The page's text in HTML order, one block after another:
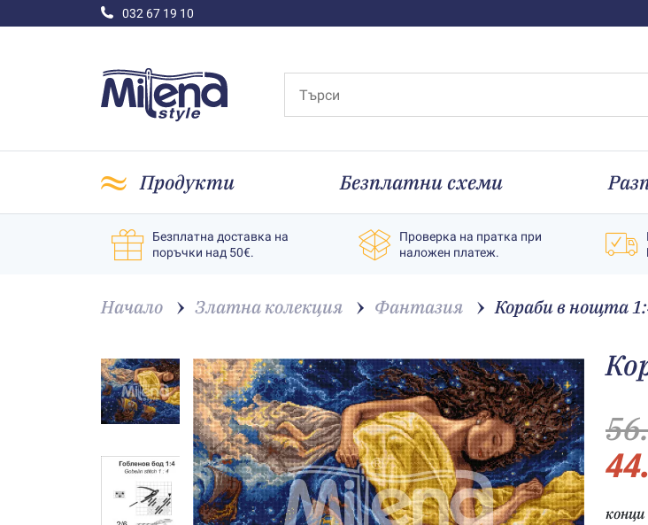
032 67 19 10
Продукти Безплатни схеми
Безплатна доставка на
поръчки над 50€.
Проверка на пратка при
наложен платеж.
Начало Златна колекция Фантазия Кораби в нощта
конци